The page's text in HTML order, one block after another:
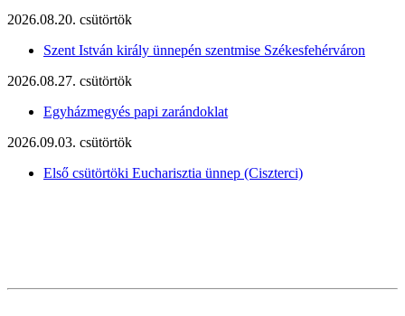
2026.08.20. csütörtök
Szent István király ünnepén szentmise Székesfehérváron
2026.08.27. csütörtök
Egyházmegyés papi zarándoklat
2026.09.03. csütörtök
Első csütörtöki Eucharisztia ünnep (Ciszterci)